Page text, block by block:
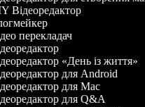
Відеоредактор
перекладач
«День із життя»
для Android
для Mac
для Q&A